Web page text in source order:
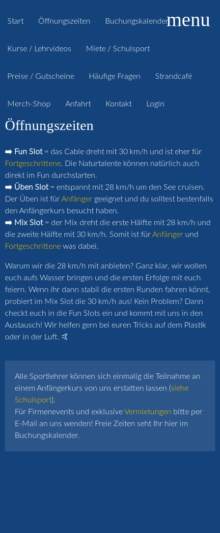
Start Öffnungszeiten Buchungskalender
Kurse / Lehrvideos Miete / Schulsport
Preise / Gutscheine Häufige Fragen Strandcafé
Merch-Shop Anfahrt Kontakt Login
menu
Öffnungszeiten
➡️ Fun Slot= das Cable dreht mit 30 km/h und ist eher für
Fortgeschrittene. Die Naturtalente können natürlich auch
direkt im Fun durchstarten.
➡️ Üben Slot= entspannt mit 28 km/h um den See cruisen.
Der Üben ist fürAnfänger geeignet und du solltest bestenfalls
den Anfängerkurs besucht haben.
➡️ Mix Slot= der Mix dreht die erste Hälfte mit 28 km/h und
die zweite Hälfte mit 30 km/h. Somit ist fürAnfänger und
Fortgeschrittene was dabei.
Warum wir die 28 km/h mit anbieten? Ganz klar, wir wollen
euch aufs Wasser bringen und die ersten Erfolge mit euch
feiern. Wenn ihr dann stabil die ersten Runden fahren könnt,
probiert im Mix Slot die 30 km/h aus! Kein Problem? Dann
checkt euch in die Fun Slots ein und kommt mit uns in den
Austausch! Wir helfen gern bei euren Tricks auf dem Plastik
oder in der Luft. 🤙
Alle Sportlehrer können sich einmalig die Teilnahme an
einem Anfängerkurs von uns erstatten lassen (siehe
Schulsport).
Für Firmenevents und exklusiveVermietungen bitte per
E-Mail an uns wenden! Freie Zeiten seht Ihr hier im
Buchungskalender.